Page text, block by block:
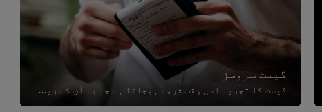
گیسٹ سروسز
گیسٹ کا تجربہ اسی وقت شروع ہوجاتا ہے جب وہ آپ کے ریسٹورنٹ میں آتے ہیں۔ گرم جوشی سے استقبال اور دوستانہ رویہ ان کو مطمئن رکھے گا...